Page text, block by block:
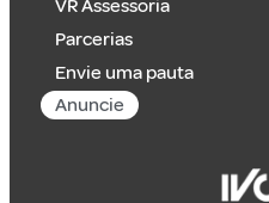
VR Assessoria
Parcerias
Envie uma pauta
Anuncie